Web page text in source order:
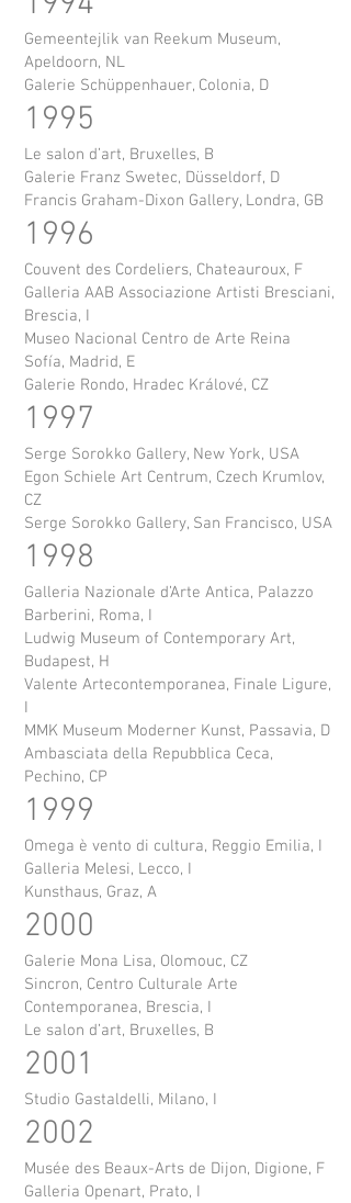
Gemeentejlik van Reekum Museum,
Apeldoorn, NL
Galerie Schüppenhauer, Colonia, D
1995
Le salon d’art, Bruxelles, B
Galerie Franz Swetec, Düsseldorf, D
Francis Graham-Dixon Gallery, Londra, GB
1996
Couvent des Cordeliers, Chateauroux, F
Galleria AAB Associazione Artisti Bresciani,
Brescia, I
Museo Nacional Centro de Arte Reina
Sofía, Madrid, E
Galerie Rondo, Hradec Králové, CZ
1997
Serge Sorokko Gallery, New York, USA
Egon Schiele Art Centrum, Czech Krumlov,
CZ
Serge Sorokko Gallery, San Francisco, USA
1998
Galleria Nazionale d’Arte Antica, Palazzo
Barberini, Roma, I
Ludwig Museum of Contemporary Art,
Budapest, H
Valente Artecontemporanea, Finale Ligure,
I
MMK Museum Moderner Kunst, Passavia, D
Ambasciata della Repubblica Ceca,
Pechino, CP
1999
Omega è vento di cultura, Reggio Emilia, I
Galleria Melesi, Lecco, I
Kunsthaus, Graz, A
2000
Galerie Mona Lisa, Olomouc, CZ
Sincron, Centro Culturale Arte
Contemporanea, Brescia, I
Le salon d’art, Bruxelles, B
2001
Studio Gastaldelli, Milano, I
2002
Musée des Beaux-Arts de Dijon, Digione, F
Galleria Openart, Prato, I